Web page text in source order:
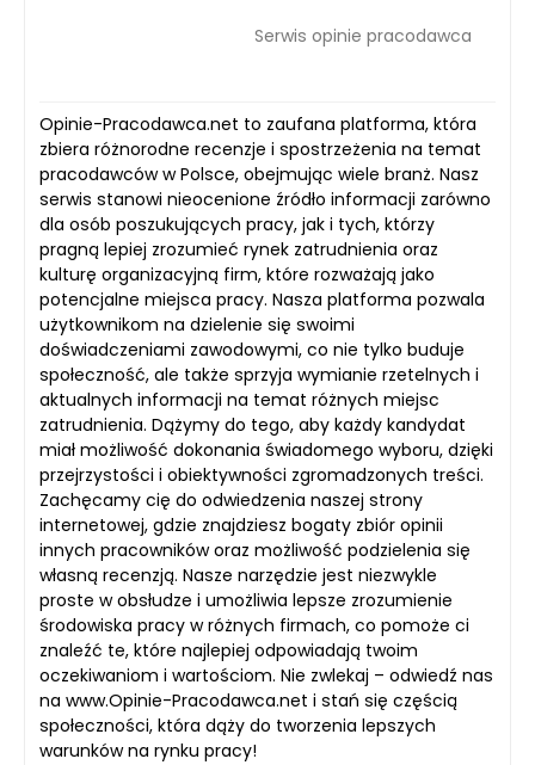
Serwis opinie pracodawca
Opinie-Pracodawca.net to zaufana platforma, która
zbiera różnorodne recenzje i spostrzeżenia na temat
pracodawców w Polsce, obejmując wiele branż. Nasz
serwis stanowi nieocenione źródło informacji zarówno
dla osób poszukujących pracy, jak i tych, którzy
pragną lepiej zrozumieć rynek zatrudnienia oraz
kulturę organizacyjną firm, które rozważają jako
potencjalne miejsca pracy. Nasza platforma pozwala
użytkownikom na dzielenie się swoimi
doświadczeniami zawodowymi, co nie tylko buduje
społeczność, ale także sprzyja wymianie rzetelnych i
aktualnych informacji na temat różnych miejsc
zatrudnienia. Dążymy do tego, aby każdy kandydat
miał możliwość dokonania świadomego wyboru, dzięki
przejrzystości i obiektywności zgromadzonych treści.
Zachęcamy cię do odwiedzenia naszej strony
internetowej, gdzie znajdziesz bogaty zbiór opinii
innych pracowników oraz możliwość podzielenia się
własną recenzją. Nasze narzędzie jest niezwykle
proste w obsłudze i umożliwia lepsze zrozumienie
środowiska pracy w różnych firmach, co pomoże ci
znaleźć te, które najlepiej odpowiadają twoim
oczekiwaniom i wartościom. Nie zwlekaj – odwiedź nas
na www.Opinie-Pracodawca.net i stań się częścią
społeczności, która dąży do tworzenia lepszych
warunków na rynku pracy!